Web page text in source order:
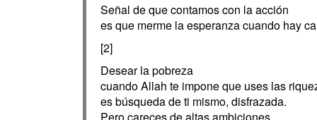
Señal de que contamos con la acción
es que merme la esperanza cuando hay
[2]
Desear la pobreza
cuando Allah te impone que uses las
es búsqueda de ti mismo, disfrazada.